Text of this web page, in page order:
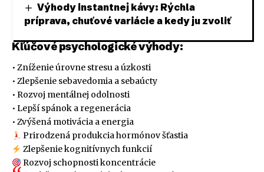
Výhody instantnej kávy: Rýchla
príprava, chuťové variácie a kedy ju zvoliť
Kľúčové psychologické výhody:
• Zníženie úrovne stresu a úzkosti
• Zlepšenie sebavedomia a sebaúcty
• Rozvoj mentálnej odolnosti
• Lepší spánok a regenerácia
• Zvýšená motivácia a energia
Prirodzená produkcia hormónov šťastia
Zlepšenie kognitívnych funkcií
Rozvoj schopnosti koncentrácie